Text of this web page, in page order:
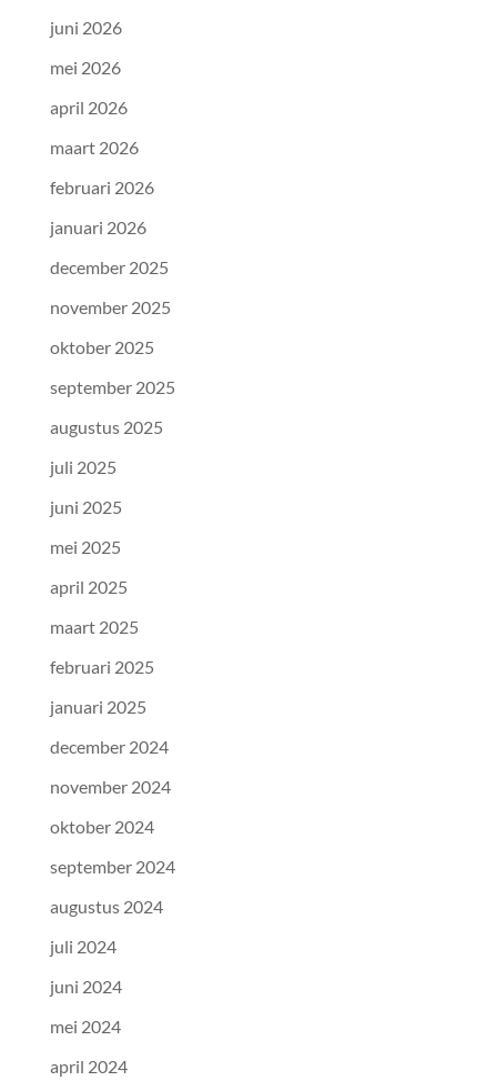
juni 2026
mei 2026
april 2026
maart 2026
februari 2026
januari 2026
december 2025
november 2025
oktober 2025
september 2025
augustus 2025
juli 2025
juni 2025
mei 2025
april 2025
maart 2025
februari 2025
januari 2025
december 2024
november 2024
oktober 2024
september 2024
augustus 2024
juli 2024
juni 2024
mei 2024
april 2024